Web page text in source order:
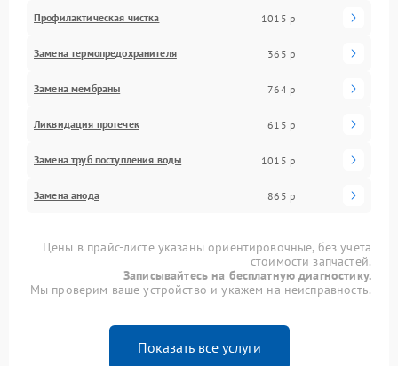
Профилактическая чистка 1015 р
Замена термопредохранителя 365 р
Замена мембраны 764 р
Ликвидация протечек 615 р
Замена труб поступления воды 1015 р
Замена анода 865 р
Цены в прайс-листе указаны ориентировочные, без учета
стоимости запчастей.
Записывайтесь на бесплатную диагностику.
Мы проверим ваше устройство и укажем на неисправность.
Показать все услуги